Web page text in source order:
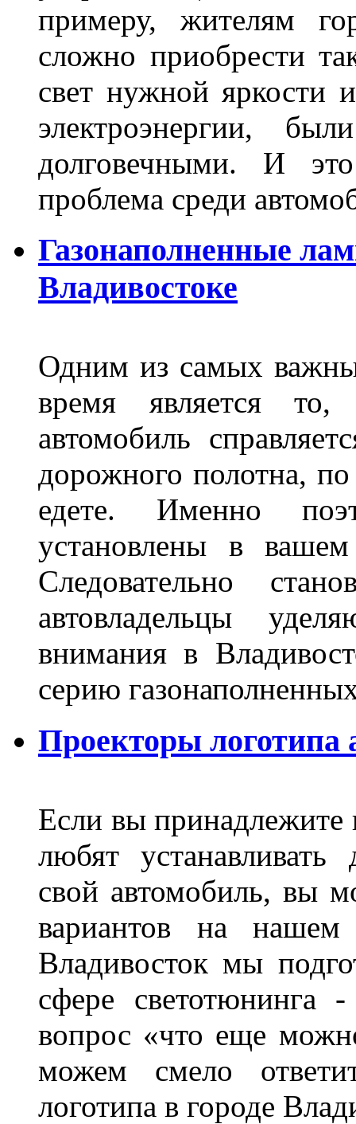
примеру, жителям
сложно приобрести
свет нужной яркости
электроэнергии,
долговечными. И
проблема среди
Газонаполненные
Владивостоке
Одним из самых
время является то,
автомобиль
дорожного полотна,
едете. Именно
установлены в
Следовательно
автовладельцы
внимания в
серию
Проекторы логотипа
Если вы принадлежите
любят устанавливать
свой автомобиль, вы
вариантов на
Владивосток мы
сфере светотюнинга
вопрос «что еще
можем смело
логотипа в городе